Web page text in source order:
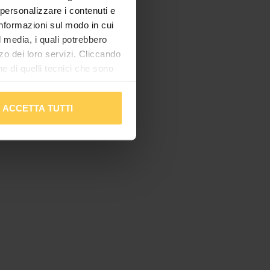
i contenuti e
sul modo in cui
i quali potrebbero
dei loro servizi. Cliccando
di quelli tecnici che sono
ACCETTA TUTTI